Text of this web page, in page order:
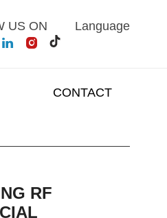
US ON Language
CONTACT
RF